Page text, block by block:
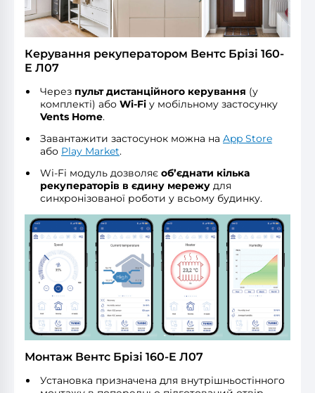
Керування рекуператором Вентс Брізі 160-
E Л07
Через пульт дистанційного керування (у
комплекті) або Wi-Fi у мобільному застосунку
Vents Home.
Завантажити застосунок можна на App Store
або Play Market.
Wi-Fi модуль дозволяє об’єднати кілька
рекуператорів в єдину мережу для
синхронізованої роботи у всьому будинку.
Монтаж Вентс Брізі 160-E Л07
Установка призначена для внутрішньостінного